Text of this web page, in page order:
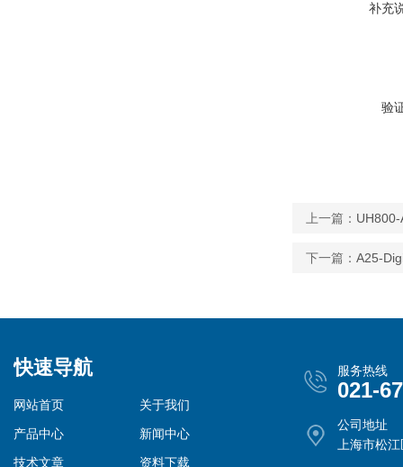
补充
验
上一篇：
下一篇： A25-
快速导航
网站首页
关于我们
产品中心
新闻中心
技术文章
资料下载
服务热线
021-
公司地址
上海市松